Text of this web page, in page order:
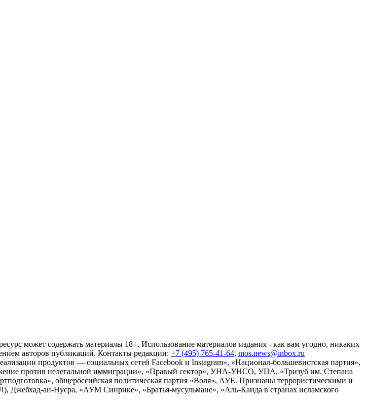
может содержать материалы 18+. Использование материалов издания - как вам угодно, никаких
авторов публикаций. Контакты редакции: +7 (495) 765-41-64, mos.news@inbox.ru
продуктов — социальных сетей Facebook и Instagram», «Национал-большевистская партия»,
против нелегальной иммиграции», «Правый сектор», УНА-УНСО, УПА, «Тризуб им. Степана
общероссийская политическая партия «Воля», АУЕ. Признаны террористическими и
ан-Нусра, «АУМ Синрике», «Братья-мусульмане», «Аль-Каида в странах исламского